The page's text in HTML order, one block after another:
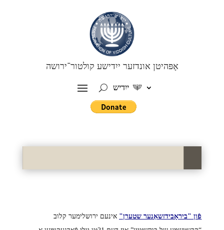
אָפּהיטן אונדזער ייִדישע קולטור־ירושה
ייִדיש
פֿון "ביראָבידזשאַנער שטערן" אינעם ירושלימער קלוב